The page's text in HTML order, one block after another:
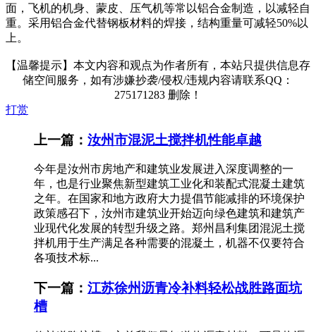
面，飞机的机身、蒙皮、压气机等常以铝合金制造，以减轻自
重。采用铝合金代替钢板材料的焊接，结构重量可减轻50%以
上。
【温馨提示】本文内容和观点为作者所有，本站只提供信息存
储空间服务，如有涉嫌抄袭/侵权/违规内容请联系QQ：
275171283 删除！
打赏
上一篇： 汝州市混泥土搅拌机性能卓越
今年是汝州市房地产和建筑业发展进入深度调整的一
年，也是行业聚焦新型建筑工业化和装配式混凝土建筑
之年。在国家和地方政府大力提倡节能减排的环境保护
政策感召下，汝州市建筑业开始迈向绿色建筑和建筑产
业现代化发展的转型升级之路。郑州昌利集团混泥土搅
拌机用于生产满足各种需要的混凝土，机器不仅要符合
各项技术标...
下一篇： 江苏徐州沥青冷补料轻松战胜路面坑
槽